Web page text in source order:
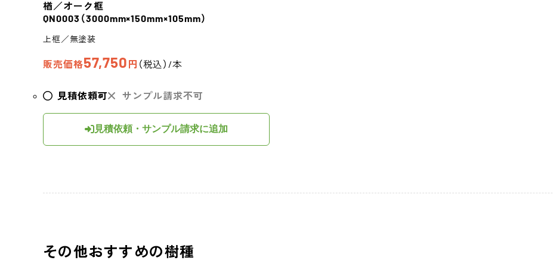
楢／オーク框
QN0003 （3000mm×150mm×105mm）
上框／無塗装
販売価格57,750 円 （税込）/本
見積依頼可 サンプル請求不可
見積依頼・サンプル請求に追加
その他おすすめの樹種